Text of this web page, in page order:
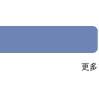
更多